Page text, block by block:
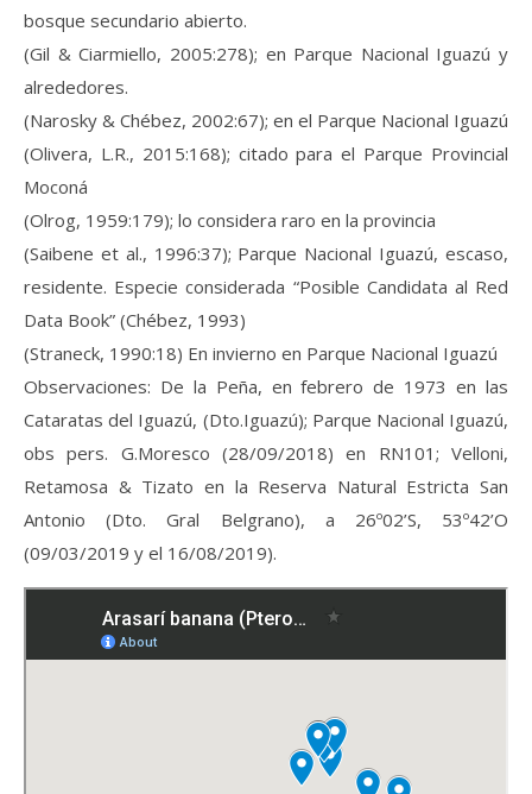
bosque secundario abierto.
(Gil & Ciarmiello, 2005:278); en Parque Nacional Iguazú y
alrededores.
(Narosky & Chébez, 2002:67); en el Parque Nacional Iguazú
(Olivera, L.R., 2015:168); citado para el Parque Provincial
Moconá
(Olrog, 1959:179); lo considera raro en la provincia
(Saibene et al., 1996:37); Parque Nacional Iguazú, escaso,
residente. Especie considerada “Posible Candidata al Red
Data Book” (Chébez, 1993)
(Straneck, 1990:18) En invierno en Parque Nacional Iguazú
Observaciones: De la Peña, en febrero de 1973 en las
Cataratas del Iguazú, (Dto.Iguazú); Parque Nacional Iguazú,
obs pers. G.Moresco (28/09/2018) en RN101; Velloni,
Retamosa & Tizato en la Reserva Natural Estricta San
Antonio (Dto. Gral Belgrano), a 26º02’S, 53º42’O
(09/03/2019 y el 16/08/2019).